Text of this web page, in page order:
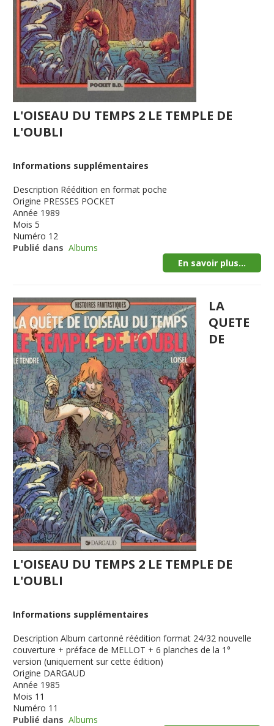
L'OISEAU DU TEMPS 2 LE TEMPLE DE
L'OUBLI
Informations supplémentaires
Description Réédition en format poche
Origine PRESSES POCKET
Année 1989
Mois 5
Numéro 12
Publié dans Albums
En savoir plus...
LA
QUETE
DE
L'OISEAU DU TEMPS 2 LE TEMPLE DE
L'OUBLI
Informations supplémentaires
Description Album cartonné réédition format 24/32 nouvelle
couverture + préface de MELLOT + 6 planches de la 1°
version (uniquement sur cette édition)
Origine DARGAUD
Année 1985
Mois 11
Numéro 11
Publié dans Albums